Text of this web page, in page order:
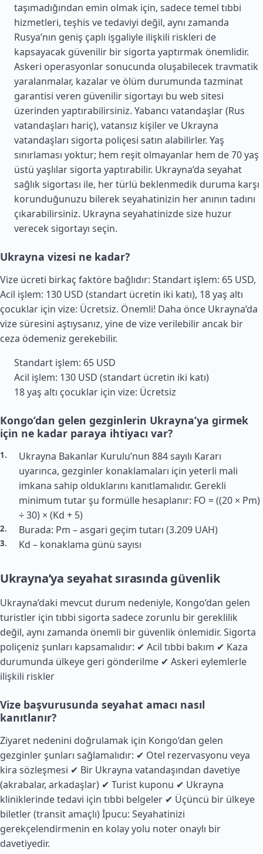
taşımadığından emin olmak için, sadece temel tıbbi
hizmetleri, teşhis ve tedaviyi değil, aynı zamanda
Rusya’nın geniş çaplı işgaliyle ilişkili riskleri de
kapsayacak güvenilir bir sigorta yaptırmak önemlidir.
Askeri operasyonlar sonucunda oluşabilecek travmatik
yaralanmalar, kazalar ve ölüm durumunda tazminat
garantisi veren güvenilir sigortayı bu web sitesi
üzerinden yaptırabilirsiniz. Yabancı vatandaşlar (Rus
vatandaşları hariç), vatansız kişiler ve Ukrayna
vatandaşları sigorta poliçesi satın alabilirler. Yaş
sınırlaması yoktur; hem reşit olmayanlar hem de 70 yaş
üstü yaşlılar sigorta yaptırabilir. Ukrayna’da seyahat
sağlık sigortası ile, her türlü beklenmedik duruma karşı
korunduğunuzu bilerek seyahatinizin her anının tadını
çıkarabilirsiniz. Ukrayna seyahatinizde size huzur
verecek sigortayı seçin.
Ukrayna vizesi ne kadar?
Vize ücreti birkaç faktöre bağlıdır: Standart işlem: 65 USD,
Acil işlem: 130 USD (standart ücretin iki katı), 18 yaş altı
çocuklar için vize: Ücretsiz. Önemli! Daha önce Ukrayna’da
vize süresini aştıysanız, yine de vize verilebilir ancak bir
ceza ödemeniz gerekebilir.
Standart işlem: 65 USD
Acil işlem: 130 USD (standart ücretin iki katı)
18 yaş altı çocuklar için vize: Ücretsiz
Kongo’dan gelen gezginlerin Ukrayna’ya girmek
için ne kadar paraya ihtiyacı var?
Ukrayna Bakanlar Kurulu’nun 884 sayılı Kararı
uyarınca, gezginler konaklamaları için yeterli mali
imkana sahip olduklarını kanıtlamalıdır. Gerekli
minimum tutar şu formülle hesaplanır: FO = ((20 × Pm)
÷ 30) × (Kd + 5)
Burada: Pm – asgari geçim tutarı (3.209 UAH)
Kd – konaklama günü sayısı
Ukrayna’ya seyahat sırasında güvenlik
Ukrayna’daki mevcut durum nedeniyle, Kongo’dan gelen
turistler için tıbbi sigorta sadece zorunlu bir gereklilik
değil, aynı zamanda önemli bir güvenlik önlemidir. Sigorta
poliçeniz şunları kapsamalıdır: ✔ Acil tıbbi bakım ✔ Kaza
durumunda ülkeye geri gönderilme ✔ Askeri eylemlerle
ilişkili riskler
Vize başvurusunda seyahat amacı nasıl
kanıtlanır?
Ziyaret nedenini doğrulamak için Kongo’dan gelen
gezginler şunları sağlamalıdır: ✔ Otel rezervasyonu veya
kira sözleşmesi ✔ Bir Ukrayna vatandaşından davetiye
(akrabalar, arkadaşlar) ✔ Turist kuponu ✔ Ukrayna
kliniklerinde tedavi için tıbbi belgeler ✔ Üçüncü bir ülkeye
biletler (transit amaçlı) İpucu: Seyahatinizi
gerekçelendirmenin en kolay yolu noter onaylı bir
davetiyedir.